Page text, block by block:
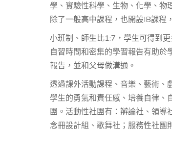
學、實驗性科學、生物、化學、物
除了一般高中課程，也開設IB課程
小班制、師生比1:7，學生可得到
自習時間和密集的學習報告有助
報告，並和父母做溝通。
透過課外活動課程、音樂、藝術、
學生的勇氣和責任感、培養自律
團。活動性社團有：辯論社、領導
念冊設計組、歌舞社；服務性社團